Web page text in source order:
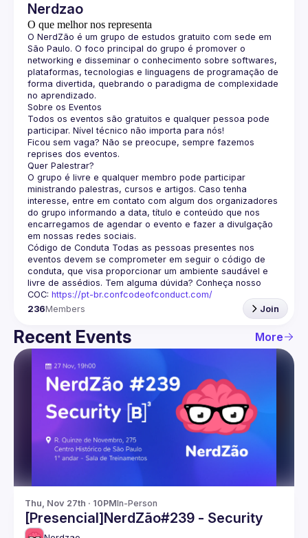
Nerdzao
O que melhor nos representa
O NerdZão é um grupo de estudos gratuito com sede em
São Paulo. O foco principal do grupo é promover o
networking e disseminar o conhecimento sobre softwares,
plataformas, tecnologias e linguagens de programação de
forma divertida, quebrando o paradigma de complexidade
no aprendizado.
Sobre os Eventos
Todos os eventos são gratuitos e qualquer pessoa pode
participar. Nível técnico não importa para nós!
Ficou sem vaga? Não se preocupe, sempre fazemos
reprises dos eventos.
Quer Palestrar?
O grupo é livre e qualquer membro pode participar
ministrando palestras, cursos e artigos. Caso tenha
interesse, entre em contato com algum dos organizadores
do grupo informando a data, título e conteúdo que nos
encarregamos de agendar o evento e fazer a divulgação
em nossas redes sociais.
Código de Conduta Todas as pessoas presentes nos
eventos devem se comprometer em seguir o código de
conduta, que visa proporcionar um ambiente saudável e
livre de assédios. Tem alguma dúvida? Conheça nosso
COC: https://pt-br.confcodeofconduct.com/
236Members Join
Recent Events More
Thu, Nov 27th · 10PMIn-Person
[Presencial]NerdZão#239 - Security